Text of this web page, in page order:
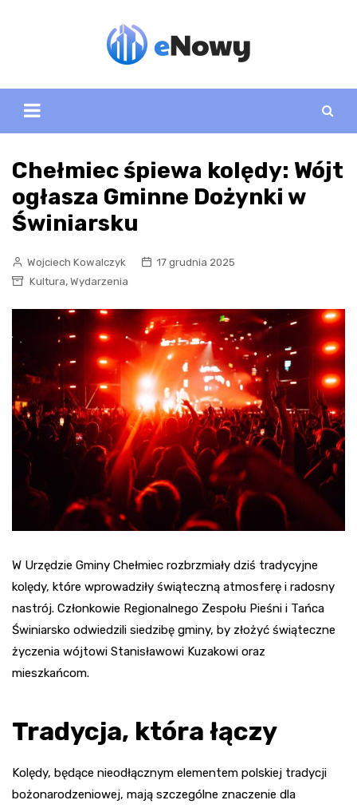
Chełmiec śpiewa kolędy: Wójt
ogłasza Gminne Dożynki w
Świniarsku
Wojciech Kowalczyk
17 grudnia 2025
Kultura, Wydarzenia
W Urzędzie Gminy Chełmiec rozbrzmiały dziś tradycyjne
kolędy, które wprowadziły świąteczną atmosferę i radosny
nastrój. Członkowie Regionalnego Zespołu Pieśni i Tańca
Świniarsko odwiedzili siedzibę gminy, by złożyć świąteczne
życzenia wójtowi Stanisławowi Kuzakowi oraz
mieszkańcom.
Tradycja, która łączy
Kolędy, będące nieodłącznym elementem polskiej tradycji
bożonarodzeniowej, mają szczególne znaczenie dla